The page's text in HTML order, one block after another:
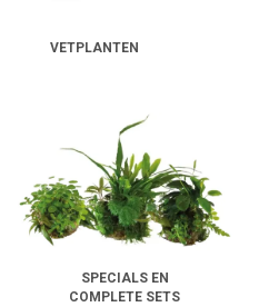
VETPLANTEN
SPECIALS EN
COMPLETE SETS